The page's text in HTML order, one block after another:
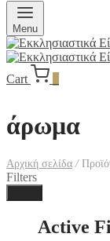
Menu
Cart
άρωμα
Αρχική σελίδα /
Filters
Active